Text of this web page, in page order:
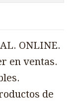
ONLINE.
en ventas.
de